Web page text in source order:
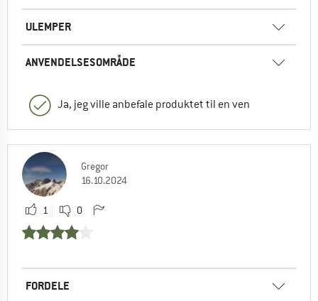
ULEMPER
ANVENDELSESOMRÅDE
Ja, jeg ville anbefale produktet til en ven
Gregor
16.10.2024
1 0
FORDELE